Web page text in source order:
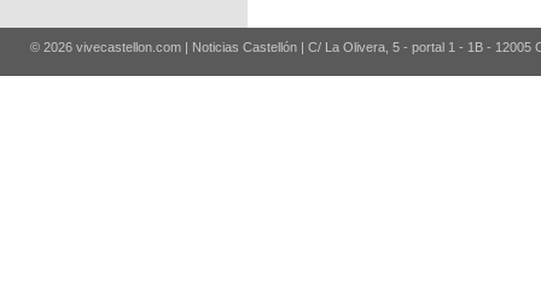
© 2026 vivecastellon.com | Noticias Castellón | C/ La Olivera, 5 - portal 1 - 1B - 12005